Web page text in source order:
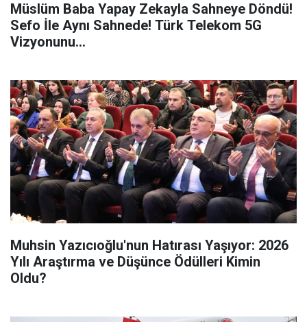
Müslüm Baba Yapay Zekayla Sahneye Döndü!
Sefo İle Aynı Sahnede! Türk Telekom 5G
Vizyonunu...
Muhsin Yazıcıoğlu'nun Hatırası Yaşıyor: 2026
Yılı Araştırma ve Düşünce Ödülleri Kimin
Oldu?